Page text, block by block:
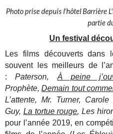
Photo prise depuis l'hôtel Barrière
partie
Un festival
Les films découverts
souvent les meilleurs de
:Paterson, À peine
Prophète,Demain tout
L’attente, Mr. Turner,
Guy, La tortue rouge, Les
pour l’année 2019, en